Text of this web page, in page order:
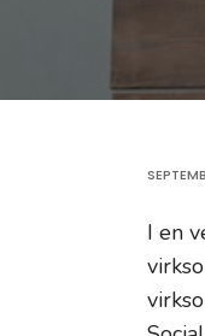
I en